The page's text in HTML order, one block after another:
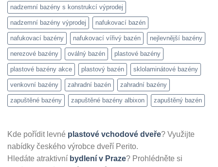
nadzemní bazény s konstrukcí výprodej
nadzemní bazény výprodej nafukovací bazén
nafukovací bazény nafukovací vířivý bazén nejlevnější bazény
nerezové bazény oválný bazén plastové bazény
plastové bazény akce plastový bazén sklolaminátové bazény
venkovní bazény zahradní bazén zahradní bazény
zapuštěné bazény zapuštěné bazény albixon zapuštěný bazén
Kde pořídit levné plastové vchodové dveře? Využijte
nabídky českého výrobce dveří Perito.
Hledáte atraktivní bydlení v Praze? Prohlédněte si